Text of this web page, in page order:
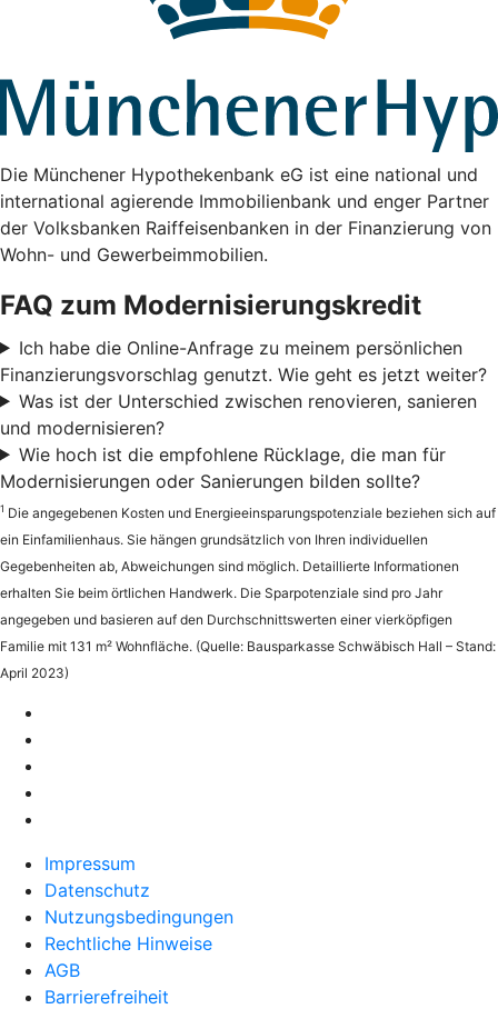
Die Münchener Hypothekenbank eG ist eine national und
international agierende Immobilienbank und enger Partner
der Volksbanken Raiffeisenbanken in der Finanzierung von
Wohn- und Gewerbeimmobilien.
FAQ zum Modernisierungskredit
Ich habe die Online-Anfrage zu meinem persönlichen
Finanzierungsvorschlag genutzt. Wie geht es jetzt weiter?
Was ist der Unterschied zwischen renovieren, sanieren
und modernisieren?
Wie hoch ist die empfohlene Rücklage, die man für
Modernisierungen oder Sanierungen bilden sollte?
1 Die angegebenen Kosten und Energieeinsparungspotenziale beziehen sich auf
ein Einfamilienhaus. Sie hängen grundsätzlich von Ihren individuellen
Gegebenheiten ab, Abweichungen sind möglich. Detaillierte Informationen
erhalten Sie beim örtlichen Handwerk. Die Sparpotenziale sind pro Jahr
angegeben und basieren auf den Durchschnittswerten einer vierköpfigen
Familie mit 131 m² Wohnfläche. (Quelle: Bausparkasse Schwäbisch Hall – Stand:
April 2023)
Impressum
Datenschutz
Nutzungsbedingungen
Rechtliche Hinweise
AGB
Barrierefreiheit